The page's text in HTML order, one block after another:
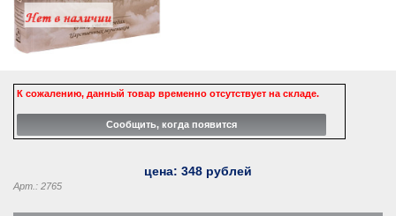
К сожалению, данный товар временно отсутствует на складе.
цена: 348 рублей
Арт.: 2765